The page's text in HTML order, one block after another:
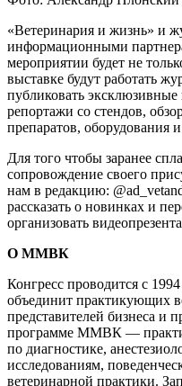
«Ветеринария и жизнь» и
информационными
мероприятии будет не
выставке будут работать
публиковать
репортажи со стендов,
препаратов, оборудования
Для того чтобы заранее
сопровождение своего
нам в редакцию:
рассказать о новинках и
организовать
О ММВК
Конгресс проводится с
объединит практикующих
представителей бизнеса и
программе ММВК —
по диагностике,
исследованиям,
ветеринарной практики.